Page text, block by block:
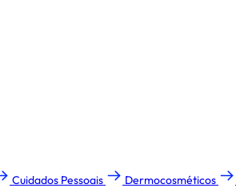
Cuidados Pessoais Dermocosméticos